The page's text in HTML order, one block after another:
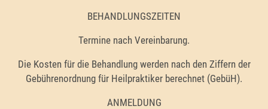
BEHANDLUNGSZEITEN
Termine nach Vereinbarung.
Die Kosten für die Behandlung werden nach den Ziffern der
Gebührenordnung für Heilpraktiker berechnet (GebüH).
ANMELDUNG